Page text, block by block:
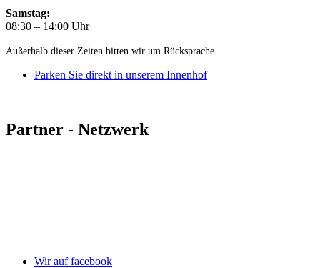
Samstag:
08:30 – 14:00 Uhr
Außerhalb dieser Zeiten bitten wir um Rücksprache.
Parken Sie direkt in unserem Innenhof
Partner - Netzwerk
Wir auf facebook